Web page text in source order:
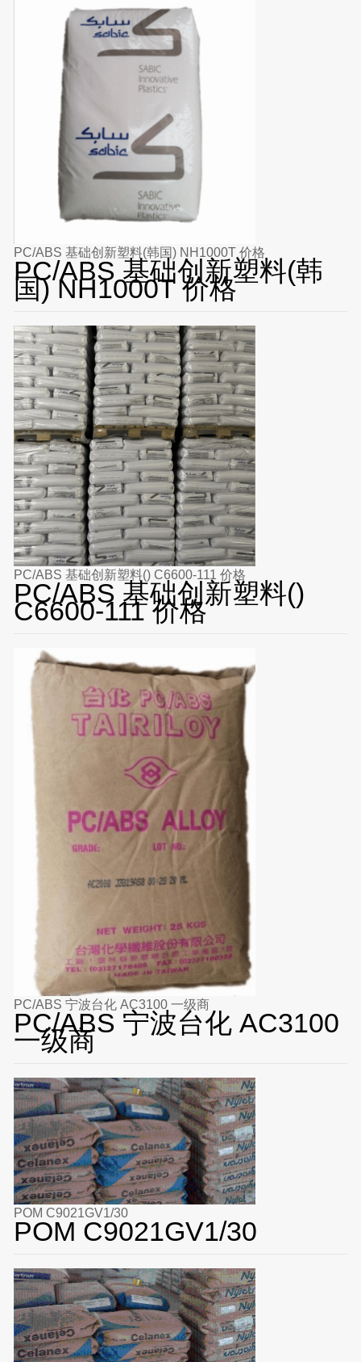
PC/ABS 基础创新塑料(韩国) NH1000T 价格
PC/ABS 基础创新塑料(韩
国) NH1000T 价格
PC/ABS 基础创新塑料() C6600-111 价格
PC/ABS 基础创新塑料()
C6600-111 价格
PC/ABS 宁波台化 AC3100 一级商
PC/ABS 宁波台化 AC3100
一级商
POM C9021GV1/30
POM C9021GV1/30